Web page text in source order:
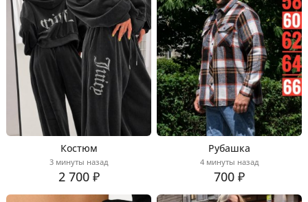
Костюм
3 минуты назад
2 700 ₽
Рубашка
4 минуты назад
700 ₽